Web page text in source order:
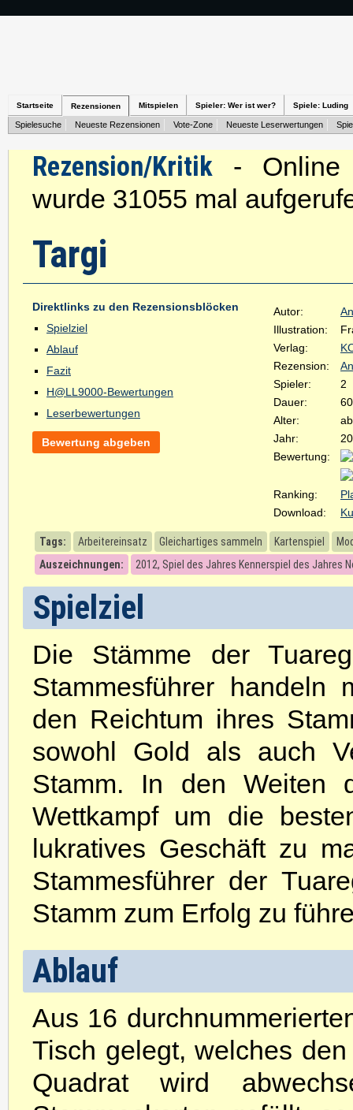
Startseite Rezensionen Mitspielen Spieler: Wer ist wer? Spiele: Luding
Spielesuche Neueste Rezensionen Vote-Zone Neueste Leserwertungen
Rezension/Kritik - Online
wurde 31055 mal
Targi
Direktlinks zu den Rezensionsblöcken
Spielziel
Ablauf
Fazit
H@LL9000-Bewertungen
Leserbewertungen
Bewertung abgeben
Autor:
Illustration:
Verlag:
Rezension:
Spieler:
2
Dauer:
Alter:
Jahr:
Bewertung:
Ranking:
Download:
Tags: Arbeitereinsatz Gleichartiges sammeln Kartenspiel
Auszeichnungen:
2012, Spiel des Jahres Kennerspiel des Jahres
Spielziel
Die Stämme der
Stammesführer handeln
den Reichtum ihres
sowohl Gold als auch
Stamm. In den Weiten
Wettkampf um die
lukratives Geschäft zu
Stammesführer der
Stamm zum Erfolg zu
Ablauf
Aus 16
Tisch gelegt, welches
Quadrat wird